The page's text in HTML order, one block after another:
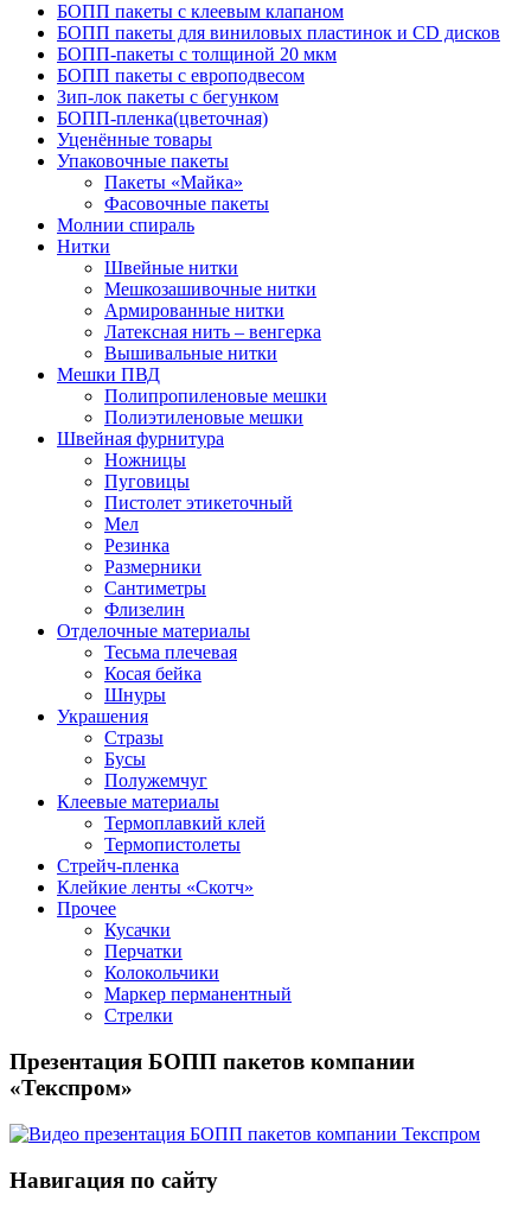
БОПП пакеты с клеевым клапаном
БОПП пакеты для виниловых пластинок и CD дисков
БОПП-пакеты с толщиной 20 мкм
БОПП пакеты с европодвесом
Зип-лок пакеты с бегунком
БОПП-пленка(цветочная)
Уценённые товары
Упаковочные пакеты
Пакеты «Майка»
Фасовочные пакеты
Молнии спираль
Нитки
Швейные нитки
Мешкозашивочные нитки
Армированные нитки
Латексная нить – венгерка
Вышивальные нитки
Мешки ПВД
Полипропиленовые мешки
Полиэтиленовые мешки
Швейная фурнитура
Ножницы
Пуговицы
Пистолет этикеточный
Мел
Резинка
Размерники
Сантиметры
Флизелин
Отделочные материалы
Тесьма плечевая
Косая бейка
Шнуры
Украшения
Стразы
Бусы
Полужемчуг
Клеевые материалы
Термоплавкий клей
Термопистолеты
Стрейч-пленка
Клейкие ленты «Скотч»
Прочее
Кусачки
Перчатки
Колокольчики
Маркер перманентный
Стрелки
Презентация БОПП пакетов компании
«Текспром»
Навигация по сайту